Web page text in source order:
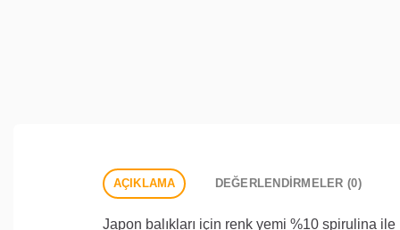
AÇIKLAMA DEĞERLENDIRMELER (0)
Japon balıkları için renk yemi %10 spirulina ile